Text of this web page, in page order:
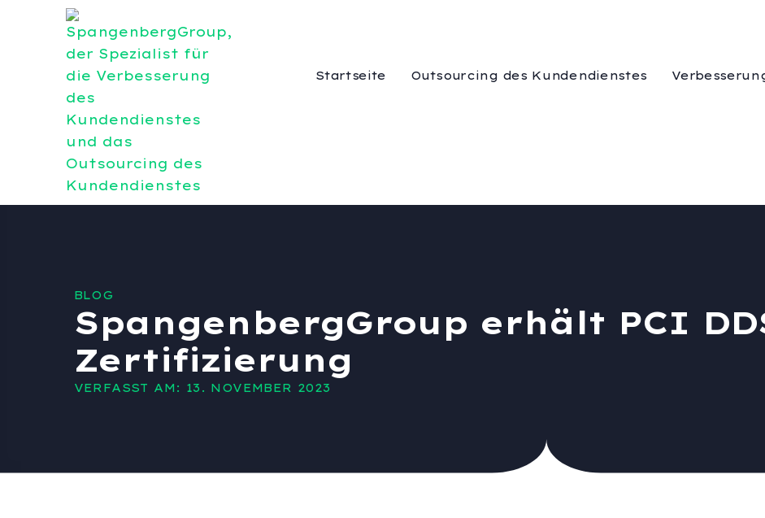
Startseite Outsourcing des Kundendienstes
BLOG
SpangenbergGroup erhält PCI
Zertifizierung
VERFASST AM: 13. NOVEMBER 2023